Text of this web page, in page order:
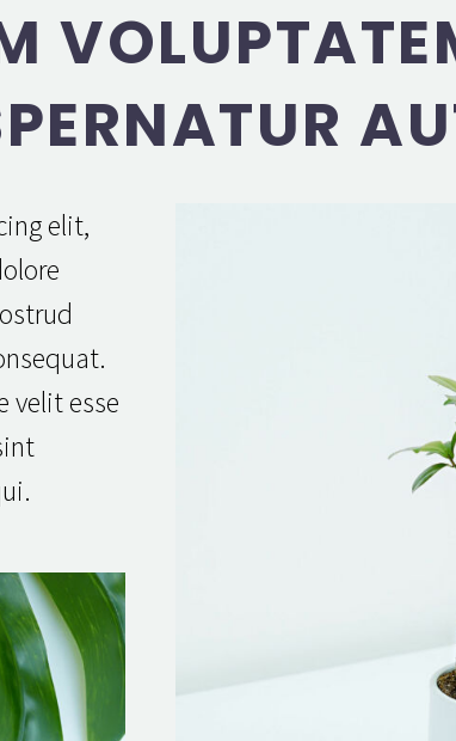
elit,
velit esse